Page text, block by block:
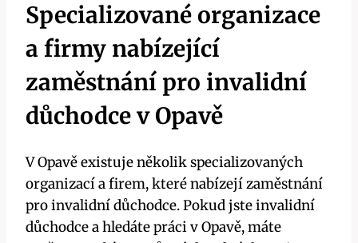
Specializované organizace
a firmy nabízející
zaměstnání pro invalidní
důchodce v Opavě
V Opavě existuje několik specializovaných
organizací a firem, které nabízejí zaměstnání
pro invalidní důchodce. Pokud jste invalidní
důchodce a hledáte práci v Opavě, máte